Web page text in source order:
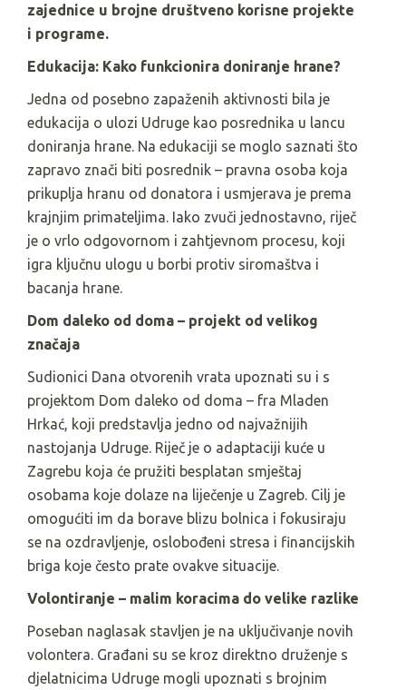
zajednice u brojne društveno korisne projekte
i programe.
Edukacija: Kako funkcionira doniranje hrane?
Jedna od posebno zapaženih aktivnosti bila je
edukacija o ulozi Udruge kao posrednika u lancu
doniranja hrane. Na edukaciji se moglo saznati što
zapravo znači biti posrednik – pravna osoba koja
prikuplja hranu od donatora i usmjerava je prema
krajnjim primateljima. Iako zvuči jednostavno, riječ
je o vrlo odgovornom i zahtjevnom procesu, koji
igra ključnu ulogu u borbi protiv siromaštva i
bacanja hrane.
Dom daleko od doma – projekt od velikog
značaja
Sudionici Dana otvorenih vrata upoznati su i s
projektom Dom daleko od doma – fra Mladen
Hrkać, koji predstavlja jedno od najvažnijih
nastojanja Udruge. Riječ je o adaptaciji kuće u
Zagrebu koja će pružiti besplatan smještaj
osobama koje dolaze na liječenje u Zagreb. Cilj je
omogućiti im da borave blizu bolnica i fokusiraju
se na ozdravljenje, oslobođeni stresa i financijskih
briga koje često prate ovakve situacije.
Volontiranje – malim koracima do velike razlike
Poseban naglasak stavljen je na uključivanje novih
volontera. Građani su se kroz direktno druženje s
djelatnicima Udruge mogli upoznati s brojnim